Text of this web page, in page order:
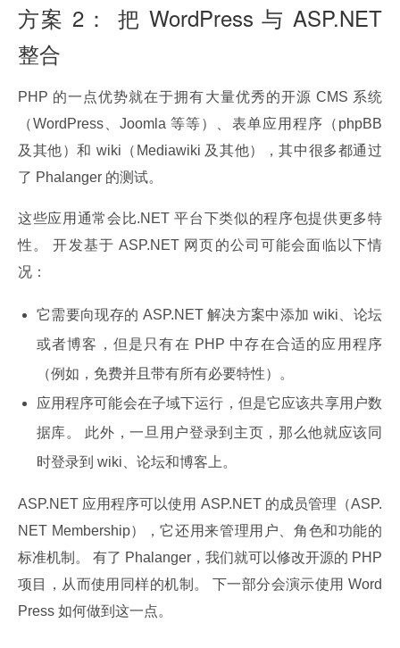
方案 2： 把 WordPress 与 ASP.NET
整合
PHP 的一点优势就在于拥有大量优秀的开源 CMS 系统
（WordPress、Joomla 等等）、表单应用程序（phpBB
及其他）和 wiki（Mediawiki 及其他），其中很多都通过
了 Phalanger 的测试。
这些应用通常会比.NET 平台下类似的程序包提供更多特
性。 开发基于 ASP.NET 网页的公司可能会面临以下情
况：
它需要向现存的 ASP.NET 解决方案中添加 wiki、论坛
或者博客，但是只有在 PHP 中存在合适的应用程序
（例如，免费并且带有所有必要特性）。
应用程序可能会在子域下运行，但是它应该共享用户数
据库。 此外，一旦用户登录到主页，那么他就应该同
时登录到 wiki、论坛和博客上。
ASP.NET 应用程序可以使用 ASP.NET 的成员管理（ASP.
NET Membership），它还用来管理用户、角色和功能的
标准机制。 有了 Phalanger，我们就可以修改开源的 PHP
项目，从而使用同样的机制。 下一部分会演示使用 Word
Press 如何做到这一点。